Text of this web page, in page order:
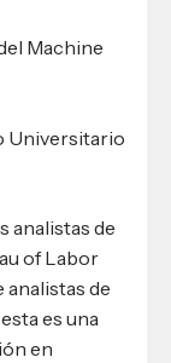
Machine
Universitario
analistas de
of Labor
analistas de
es una
en